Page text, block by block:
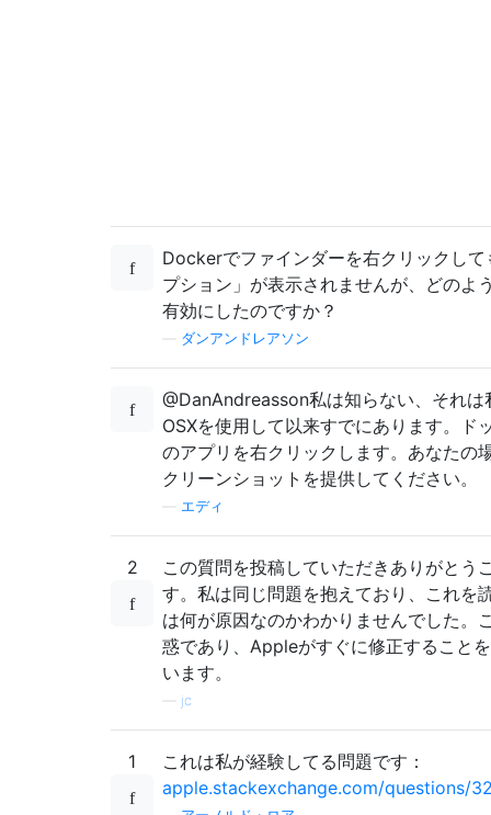
Dockerでファインダーを右クリックして
プション」が表示されませんが、どのよ
有効にしたのですか？
ダンアンドレアソン
@DanAndreasson私は知らない、それは
OSXを使用して以来すでにあります。ド
のアプリを右クリックします。あなたの
クリーンショットを提供してください。
エディ
2
この質問を投稿していただきありがとう
す。私は同じ問題を抱えており、これを
は何が原因なのかわかりませんでした。
惑であり、Appleがすぐに修正すること
います。
jc
1
これは私が経験してる問題です：
apple.stackexchange.com/questions/